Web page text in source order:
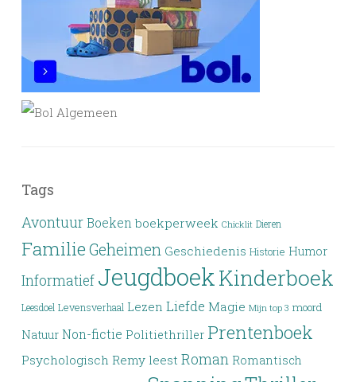
Tags
Avontuur Boeken boekperweek Chicklit Dieren
Familie Geheimen Geschiedenis Historie Humor
Informatief JeugdboekKinderboek
Leesdoel Levensverhaal Lezen Liefde Magie Mijn top 3 moord
Natuur Non-fictie Politiethriller Prentenboek
Psychologisch Remy leest Roman Romantisch